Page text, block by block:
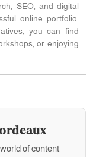
SEO, and digital
online portfolio.
you can find
or enjoying
of content